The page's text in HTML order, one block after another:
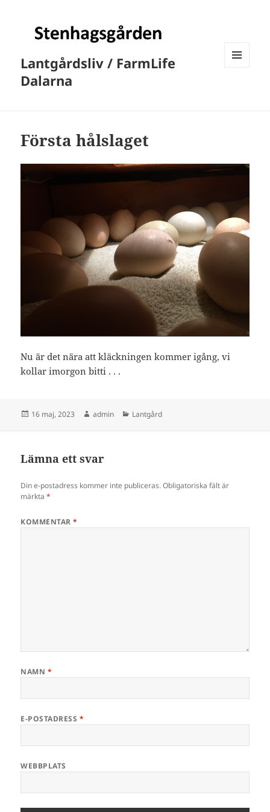
Lantgårdsliv / FarmLife
Dalarna
Första hålslaget
Nu är det nära att kläckningen kommer igång, vi
kollar imorgon bitti . . .
Postat
16 maj, 2023 Författare
admin Kategorier
Lantgård
Lämna ett svar
Din e-postadress kommer inte publiceras. Obligatoriska fält är
märkta*
KOMMENTAR*
NAMN *
E-POSTADRESS *
WEBBPLATS